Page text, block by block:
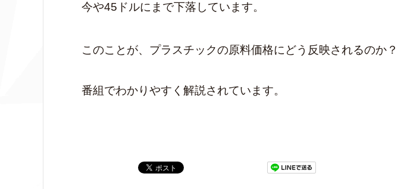
今や45ドルにまで下落しています。
このことが、プラスチックの原料価格にどう反映されるのか？
番組でわかりやすく解説されています。